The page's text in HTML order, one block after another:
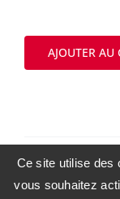
AJOUTER AU
Les Fruits et
Ce site utilise des
vous souhaitez